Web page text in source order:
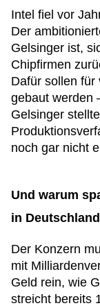
Intel fiel vor
Der
Gelsinger ist,
Chipfirmen
Dafür sollen für
gebaut werden
Gelsinger
noch gar nicht
Und warum
in
Der Konzern
mit
Geld rein, wie
streicht bereits